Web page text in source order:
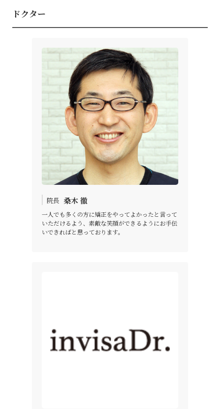
ドクター
院長 桑木 徹
一人でも多くの方に矯正をやってよかったと言って
いただけるよう、素敵な笑顔ができるようにお手伝
いできればと思っております。